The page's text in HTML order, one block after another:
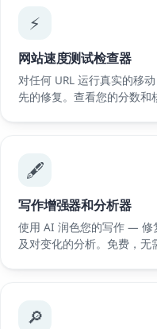
⚡
网站速度测试检查器
对任何 URL 运行真实的移
先的修复。查看您的分数和
🖋️
写作增强器和分析器
使用 AI 润色您的写作 — 修
及对变化的分析。免费，无
🔎